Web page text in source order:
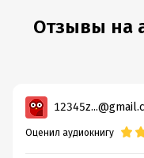
Отзывы на
Оценил аудиокнигу